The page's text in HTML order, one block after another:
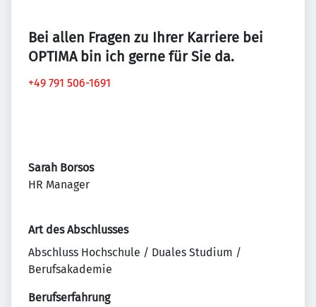
Bei allen Fragen zu Ihrer Karriere bei
OPTIMA bin ich gerne für Sie da.
+49 791 506-1691
Sarah Borsos
HR Manager
Art des Abschlusses
Abschluss Hochschule / Duales Studium /
Berufsakademie
Berufserfahrung